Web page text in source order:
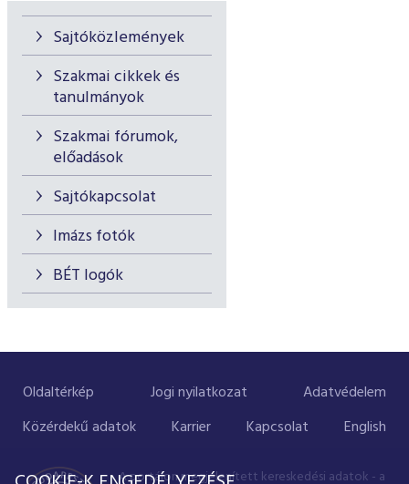
Sajtóközlemények
Szakmai cikkek és
tanulmányok
Szakmai fórumok,
előadások
Sajtókapcsolat
Imázs fotók
BÉT logók
Oldaltérkép Jogi nyilatkozat
Adatvédelem
Közérdekű adatok
Karrier Kapcsolat English
A portálon megjelenített kereskedési adatok - a